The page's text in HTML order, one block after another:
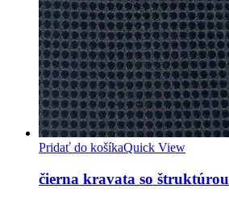
Pridať do košíkaQuick View
čierna kravata so štruktúrou